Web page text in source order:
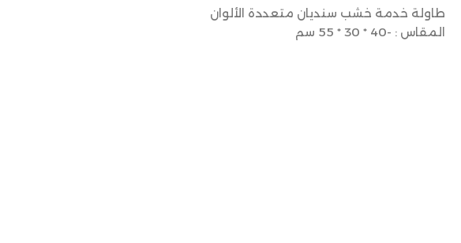
طاولة خدمة خشب سنديان متعددة الألوان
المقاس : -40 * 30 * 55 سم